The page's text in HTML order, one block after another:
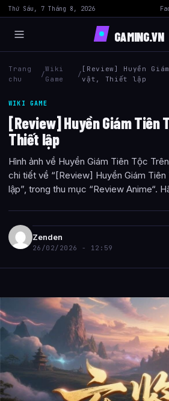
Thứ Sáu, 7 Tháng 8, 2026
GAMING.VN
Trang
chu
/
Wiki
Game
/
[Review] Huyền
vật, Thiết lập
WIKI GAME
[Review] Huyền Giám Tiên
Thiết lập
Hình ảnh về Huyền Giám Tiên Tộc
chi tiết về “[Review] Huyền Giám
lập”, trong thu mục “Review Anime“.
Zenden
26/02/2026 - 12:59